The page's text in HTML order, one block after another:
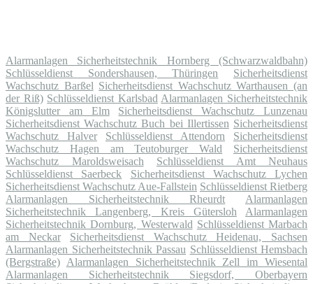
Alarmanlagen Sicherheitstechnik Hornberg (Schwarzwaldbahn)
Schlüsseldienst Sondershausen, Thüringen
Sicherheitsdienst
Wachschutz Barßel Sicherheitsdienst Wachschutz Warthausen (an
der Riß) Schlüsseldienst Karlsbad Alarmanlagen Sicherheitstechnik
Königslutter am Elm
Sicherheitsdienst Wachschutz Lunzenau
Sicherheitsdienst Wachschutz Buch bei Illertissen Sicherheitsdienst
Wachschutz Halver
Schlüsseldienst Attendorn
Sicherheitsdienst
Wachschutz Hagen am Teutoburger Wald
Sicherheitsdienst
Wachschutz Maroldsweisach
Schlüsseldienst Amt Neuhaus
Schlüsseldienst Saerbeck
Sicherheitsdienst Wachschutz Lychen
Sicherheitsdienst Wachschutz Aue-Fallstein Schlüsseldienst Rietberg
Alarmanlagen Sicherheitstechnik Rheurdt
Alarmanlagen
Sicherheitstechnik Langenberg, Kreis Gütersloh
Alarmanlagen
Sicherheitstechnik Dornburg, Westerwald Schlüsseldienst Marbach
am Neckar
Sicherheitsdienst Wachschutz Heidenau, Sachsen
Alarmanlagen Sicherheitstechnik Passau Schlüsseldienst Hemsbach
(Bergstraße) Alarmanlagen Sicherheitstechnik Zell im Wiesental
Alarmanlagen Sicherheitstechnik Siegsdorf, Oberbayern